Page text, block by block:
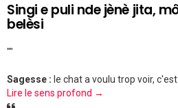
Singi e puli nde jènè jita,
belèsi
""
Sagesse : le chat a voulu trop voir,
Lire le sens profond →